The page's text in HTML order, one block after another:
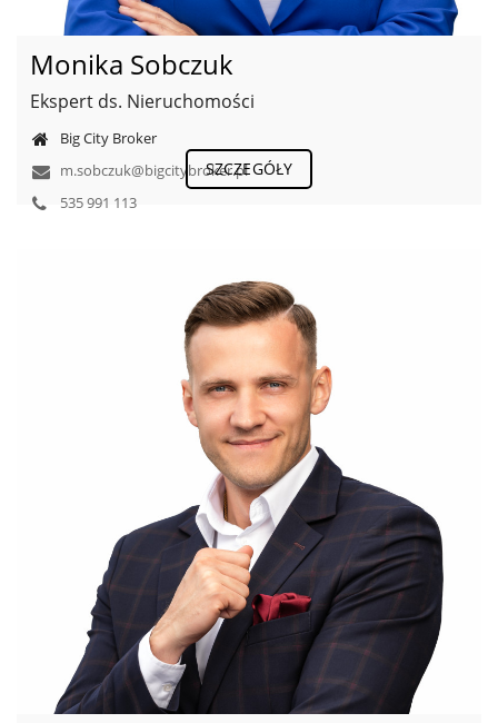
Monika Sobczuk
Ekspert ds. Nieruchomości
Big City Broker
m.sobczuk@bigcitybroker.pl
535 991 113
SZCZEGÓŁY